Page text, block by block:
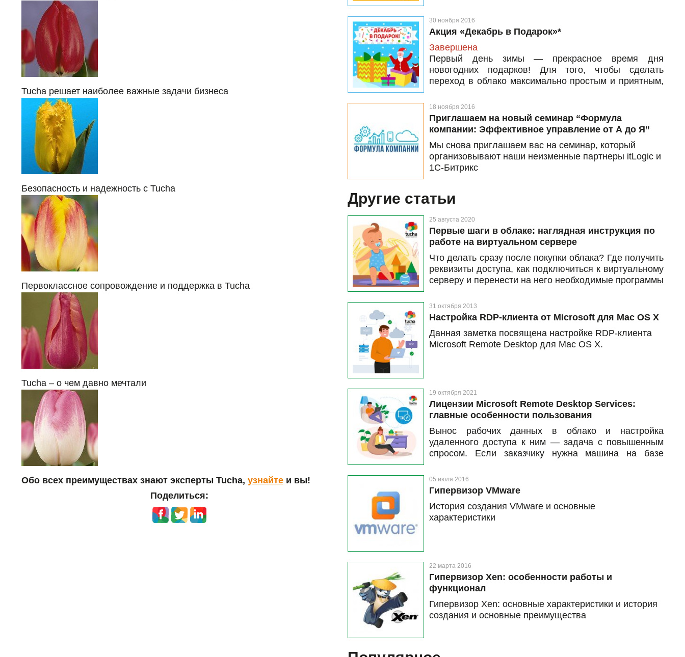
Tucha решает наиболее важные задачи бизнеса
Безопасность и надежность с Tucha
Первоклассное сопровождение и поддержка в Tucha
Tucha – о чем давно мечтали
Обо всех преимуществах знают эксперты Tucha, узнайте и вы!
Поделиться:
30 ноября 2016
Акция «Декабрь в Подарок»*
Завершена
Первый день зимы — прекрасное время дня
новогодних подарков! Для того, чтобы сделать
переход в облако максимально простым и приятным,
подарок!
18 ноября 2016
Приглашаем на новый семинар “Формула
компании: Эффективное управление от А до Я”
Мы снова приглашаем вас на семинар, который
организовывают наши неизменные партнеры itLogic и
1С-Битрикс
Другие статьи
25 августа 2020
Первые шаги в облаке: наглядная инструкция по
работе на виртуальном сервере
Что делать сразу после покупки облака? Где получить
реквизиты доступа, как подключиться к виртуальному
серверу и перенести на него необходимые программы
возникнуть, если вы впервые заказали виртуальную
машину и только начинаете работу в облаке.
31 октября 2013
Настройка RDP-клиента от Microsoft для Mac OS X
Данная заметка посвящена настройке RDP-клиента
Microsoft Remote Desktop для Mac OS X.
19 октября 2021
Лицензии Microsoft Remote Desktop Services:
главные особенности пользования
Вынос рабочих данных в облако и настройка
удаленного доступа к ним — задача с повышенным
спросом. Если заказчику нужна машина на базе
возможность подключения к удаленному рабочему
столу более двух пользователей, значит, ему нужен и
специальный программный продукт для этого —
Microsoft Remote Desktop Services. В статье
рассказываем о главных особенностях пользования
05 июля 2016
Гипервизор VMware
История создания VMware и основные
характеристики
22 марта 2016
Гипервизор Xen: особенности работы и
функционал
Гипервизор Xen: основные характеристики и история
создания и основные преимущества